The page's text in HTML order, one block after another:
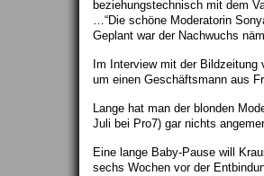
beziehungstechnisch mit dem
…“Die schöne Moderatorin
Geplant war der Nachwuchs
Im Interview mit der
um einen Geschäftsmann aus
Lange hat man der blonden
Juli bei Pro7) gar nichts
Eine lange Baby-Pause will
sechs Wochen vor der